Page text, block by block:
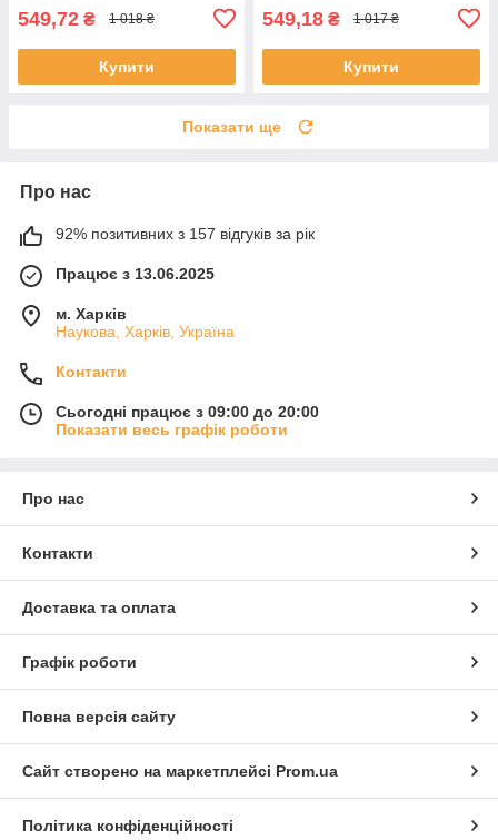
549,72 ₴ 1 018 ₴
Купити
549,18 ₴ 1 017 ₴
Купити
Показати ще
Про нас
92% позитивних з 157 відгуків за рік
Працює з 13.06.2025
м. Харків
Наукова, Харків, Україна
Контакти
Сьогодні працює з 09:00 до 20:00
Показати весь графік роботи
Про нас
Контакти
Доставка та оплата
Графік роботи
Повна версія сайту
Сайт створено на маркетплейсі Prom.ua
Політика конфіденційності